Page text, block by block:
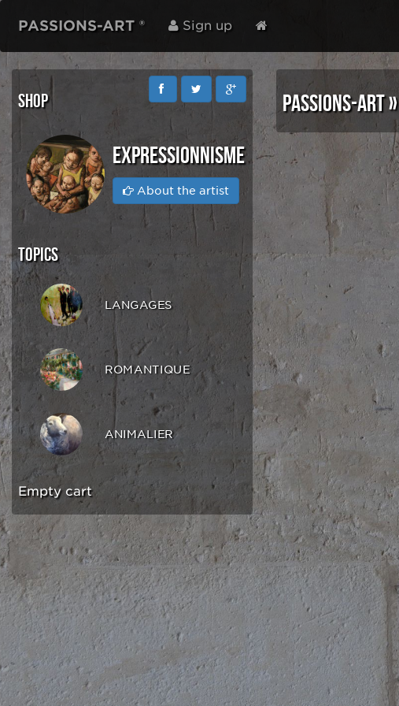
PASSIONS-ART ® Sign up
SHOP
EXPRESSIONNISME
About the artist
TOPICS
LANGAGES
ROMANTIQUE
ANIMALIER
Empty cart
PASSIONS-ART»